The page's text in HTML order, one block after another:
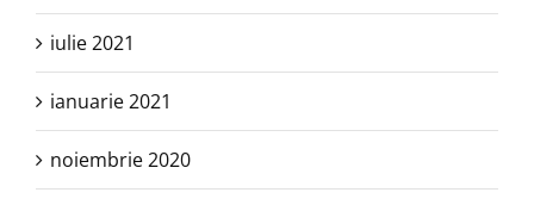
iulie 2021
ianuarie 2021
noiembrie 2020